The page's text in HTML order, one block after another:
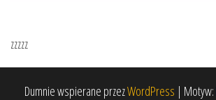
zzzzz
Dumnie wspierane przezWordPress | Motyw: